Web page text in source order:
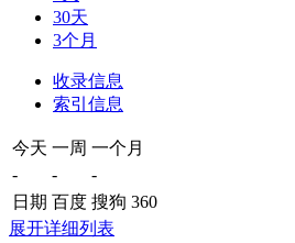
30天
3个月
收录信息
索引信息
今天 一周 一个月
-
-
-
日期 百度 搜狗 360
展开详细列表